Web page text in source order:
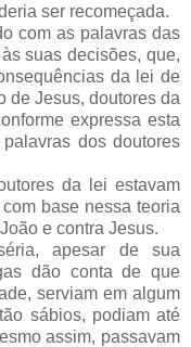
ser recomeçada.
com as palavras das
suas decisões, que,
da lei de
de Jesus, doutores da
expressa esta
dos doutores
da lei estavam
base nessa teoria
e contra Jesus.
apesar de sua
dão conta de que
serviam em algum
sábios, podiam até
assim, passavam